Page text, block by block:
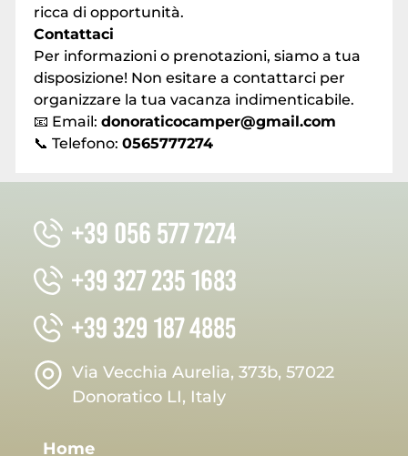
ricca di opportunità.
Contattaci
Per informazioni o prenotazioni, siamo a tua
disposizione! Non esitare a contattarci per
organizzare la tua vacanza indimenticabile.
📧 Email: donoraticocamper@gmail.com
📞 Telefono: 0565777274
Via Vecchia Aurelia, 373b, 57022
Donoratico LI, Italy
Home